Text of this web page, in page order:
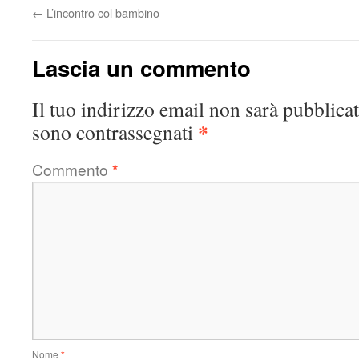
← L’incontro col bambino
Lascia un commento
Il tuo indirizzo email non sarà
sono contrassegnati *
Commento *
Nome *